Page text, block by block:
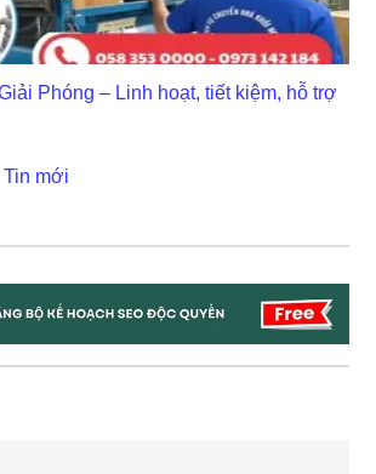
Phóng – Linh hoạt, tiết kiệm, hỗ trợ
Tin mới